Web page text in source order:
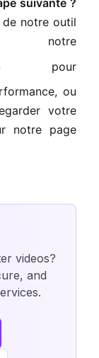
suivante ?
de notre outil
pour
ou
votre
notre page
videos?
and